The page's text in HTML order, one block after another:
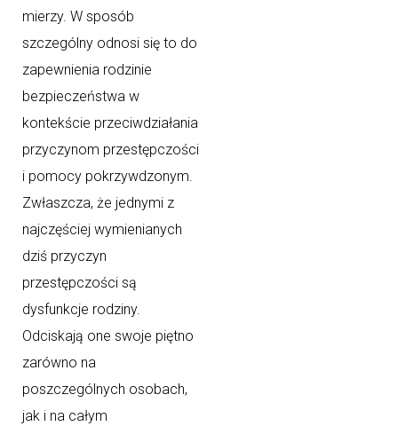
mierzy. W sposób
szczególny odnosi się to do
zapewnienia rodzinie
bezpieczeństwa w
kontekście przeciwdziałania
przyczynom przestępczości
i pomocy pokrzywdzonym.
Zwłaszcza, że jednymi z
najczęściej wymienianych
dziś przyczyn
przestępczości są
dysfunkcje rodziny.
Odciskają one swoje piętno
zarówno na
poszczególnych osobach,
jak i na całym